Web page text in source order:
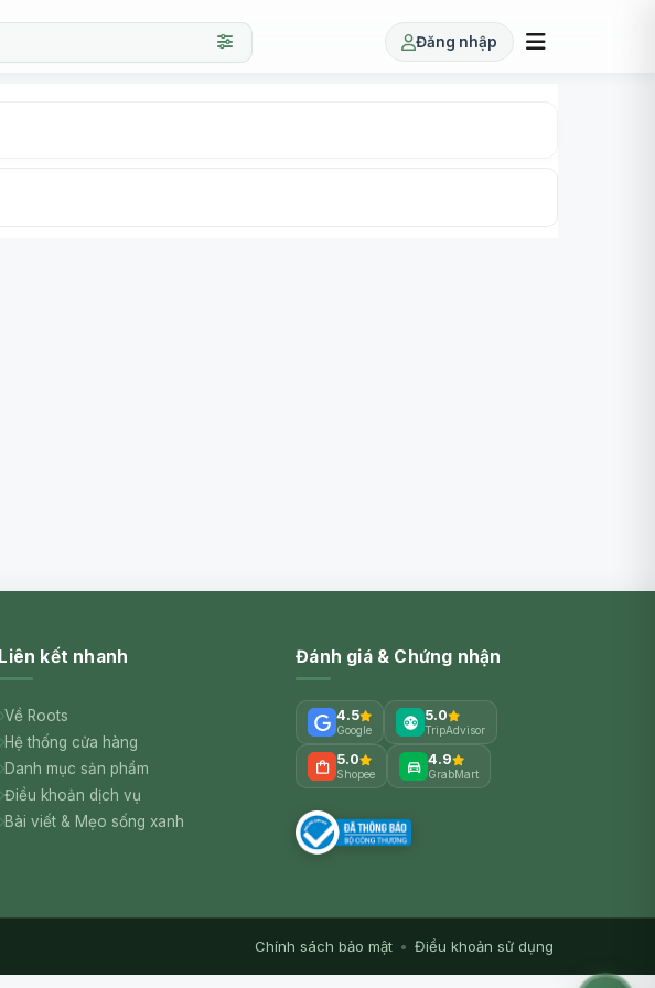
Đăng nhập
Liên kết nhanh
Về Roots
Hệ thống cửa hàng
Danh mục sản phẩm
Điều khoản dịch vụ
Bài viết & Mẹo sống xanh
Đánh giá & Chứng nhận
4.5
Google
5.0
TripAdvisor
5.0
Shopee
4.9
GrabMart
Chính sách bảo mật • Điều khoản sử dụng